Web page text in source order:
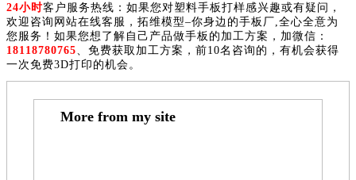
24小时客户服务热线：如果您对塑料手板打样感兴趣或有疑问，
欢迎咨询网站在线客服，拓维模型–你身边的手板厂,全心全意为
您服务！如果您想了解自己产品做手板的加工方案，加微信：
18118780765 、免费获取加工方案，前10名咨询的，有机会获得
一次免费3D打印的机会。
More from my site